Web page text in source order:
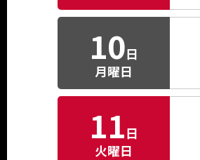
10日
月曜日
11日
火曜日